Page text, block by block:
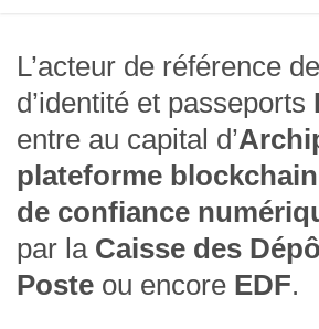
L’acteur de référence
d’identité et passeports
entre au capital d’
plateforme blockchain
de confiance
par la Caisse des
Poste ou encore EDF.